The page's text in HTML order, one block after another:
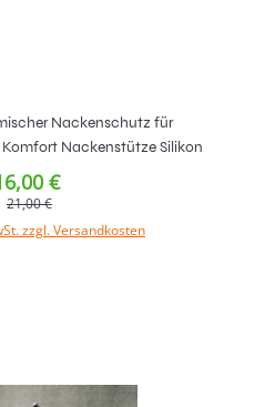
Nackenschutz für
Nackenstütze Silikon
€
21,00 €
zzgl. Versandkosten